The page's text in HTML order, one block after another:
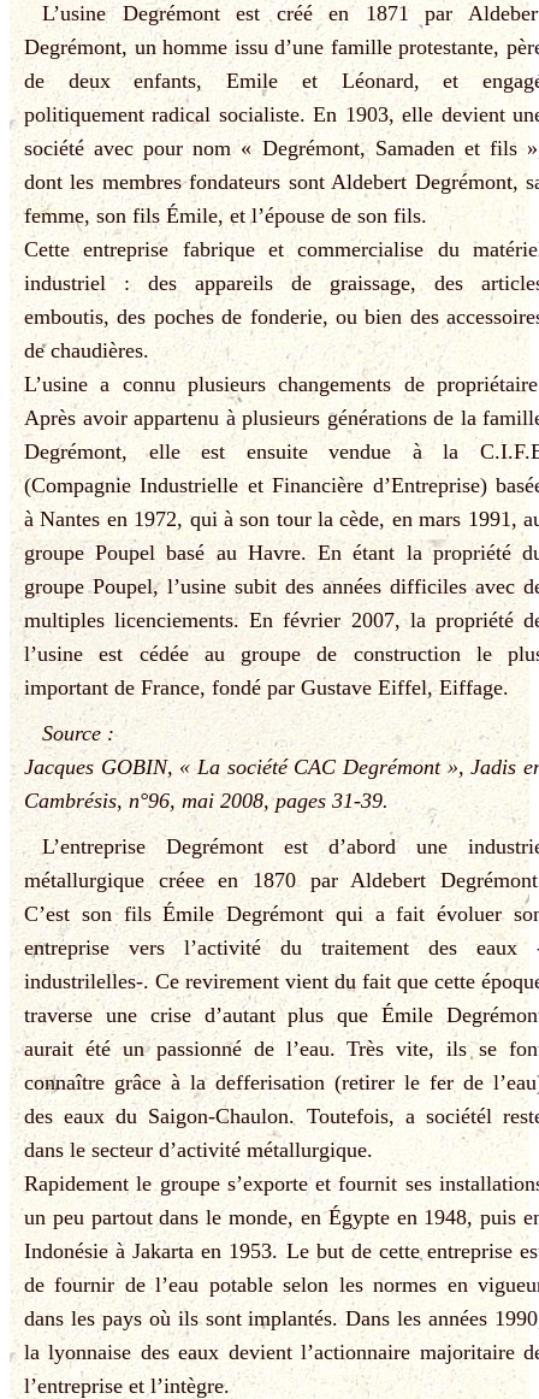
L’usine Degrémont est créé en 1871 par
Degrémont, un homme issu d’une famille protestante,
de deux enfants, Emile et Léonard, et
politiquement radical socialiste. En 1903, elle devient
société avec pour nom « Degrémont, Samaden et fils
dont les membres fondateurs sont Aldebert Degrémont,
femme, son fils Émile, et l’épouse de son fils.
Cette entreprise fabrique et commercialise du
industriel : des appareils de graissage, des
emboutis, des poches de fonderie, ou bien des
de chaudières.
L’usine a connu plusieurs changements de
Après avoir appartenu à plusieurs générations de la
Degrémont, elle est ensuite vendue à la
(Compagnie Industrielle et Financière d’Entreprise)
à Nantes en 1972, qui à son tour la cède, en mars 1991,
groupe Poupel basé au Havre. En étant la propriété
groupe Poupel, l’usine subit des années difficiles avec
multiples licenciements. En février 2007, la propriété
l’usine est cédée au groupe de construction le
important de France, fondé par Gustave Eiffel, Eiffage.
Source :
Jacques GOBIN, « La société CAC Degrémont », Jadis
Cambrésis, n°96, mai 2008, pages 31-39.
L’entreprise Degrémont est d’abord une
métallurgique créee en 1870 par Aldebert
C’est son fils Émile Degrémont qui a fait évoluer
entreprise vers l’activité du traitement des eaux
industrilelles-. Ce revirement vient du fait que cette
traverse une crise d’autant plus que Émile
aurait été un passionné de l’eau. Très vite, ils se
connaître grâce à la defferisation (retirer le fer de
des eaux du Saigon-Chaulon. Toutefois, a sociétél
dans le secteur d’activité métallurgique.
Rapidement le groupe s’exporte et fournit ses
un peu partout dans le monde, en Égypte en 1948, puis
Indonésie à Jakarta en 1953. Le but de cette entreprise
de fournir de l’eau potable selon les normes en
dans les pays où ils sont implantés. Dans les années
la lyonnaise des eaux devient l’actionnaire majoritaire
l’entreprise et l’intègre.